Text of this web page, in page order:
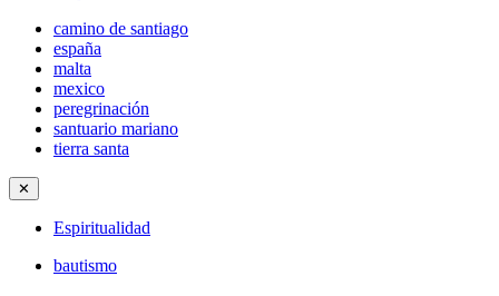
camino de santiago
españa
malta
mexico
peregrinación
santuario mariano
tierra santa
✕
Espiritualidad
bautismo